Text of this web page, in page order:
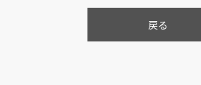
戻る